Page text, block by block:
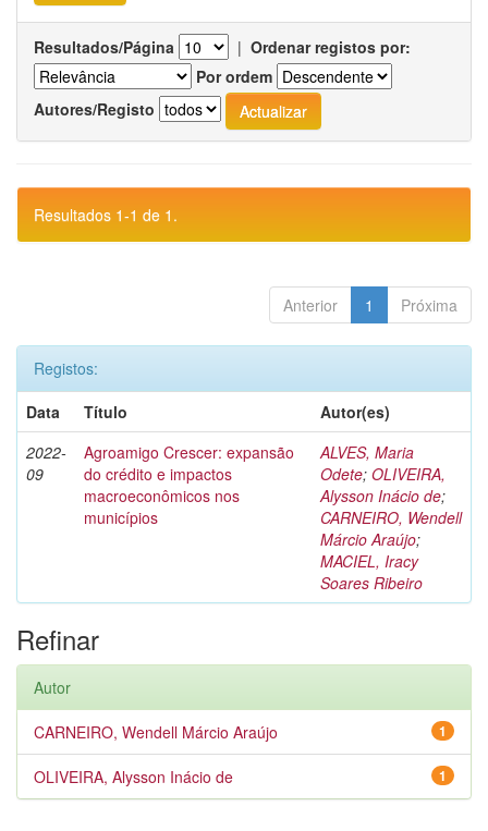
Resultados/Página | Ordenar registos por:
Por ordem
Autores/Registo
Resultados 1-1 de 1.
Anterior 1 Próxima
Registos:
Data
Título
Autor(es)
2022-
09
Agroamigo Crescer: expansão
do crédito e impactos
macroeconômicos nos
municípios
ALVES, Maria
Odete; OLIVEIRA,
Alysson Inácio de;
CARNEIRO, Wendell
Márcio Araújo;
MACIEL, Iracy
Soares Ribeiro
Refinar
Autor
1
CARNEIRO, Wendell Márcio Araújo
1
OLIVEIRA, Alysson Inácio de